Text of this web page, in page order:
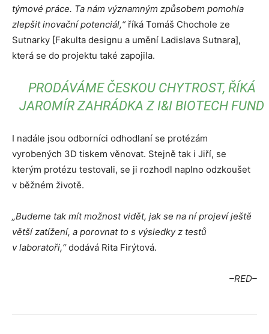
týmové práce. Ta nám významným způsobem pomohla
zlepšit inovační potenciál,“ říká Tomáš Chochole ze
Sutnarky [Fakulta designu a umění Ladislava Sutnara],
která se do projektu také zapojila.
PRODÁVÁME ČESKOU CHYTROST, ŘÍKÁ
JAROMÍR ZAHRÁDKA Z I&I BIOTECH FUND
I nadále jsou odborníci odhodlaní se protézám
vyrobených 3D tiskem věnovat. Stejně tak i Jiří, se
kterým protézu testovali, se ji rozhodl naplno odzkoušet
v běžném životě.
„Budeme tak mít možnost vidět, jak se na ní projeví ještě
větší zatížení, a porovnat to s výsledky z testů
v laboratoři,“dodává Rita Firýtová.
–RED–